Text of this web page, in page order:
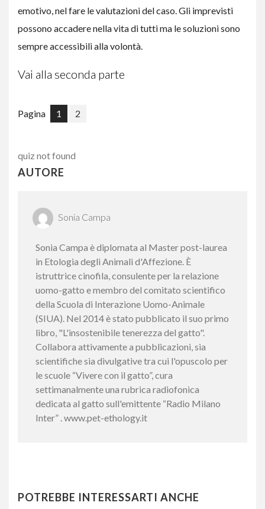
emotivo, nel fare le valutazioni del caso. Gli imprevisti
possono accadere nella vita di tutti ma le soluzioni sono
sempre accessibili alla volontà.
Vai alla seconda parte
Pagina 1 2
quiz not found
AUTORE
Sonia Campa
Sonia Campa è diplomata al Master post-laurea
in Etologia degli Animali d'Affezione. È
istruttrice cinofila, consulente per la relazione
uomo-gatto e membro del comitato scientifico
della Scuola di Interazione Uomo-Animale
(SIUA). Nel 2014 è stato pubblicato il suo primo
libro, "L'insostenibile tenerezza del gatto".
Collabora attivamente a pubblicazioni, sia
scientifiche sia divulgative tra cui l'opuscolo per
le scuole “Vivere con il gatto”, cura
settimanalmente una rubrica radiofonica
dedicata al gatto sull'emittente “Radio Milano
Inter” . www.pet-ethology.it
POTREBBE INTERESSARTI ANCHE